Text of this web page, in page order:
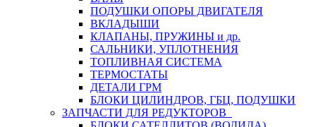
ПОДУШКИ ОПОРЫ ДВИГАТЕЛЯ
ВКЛАДЫШИ
КЛАПАНЫ, ПРУЖИНЫ и др.
САЛЬНИКИ, УПЛОТНЕНИЯ
ТОПЛИВНАЯ СИСТЕМА
ТЕРМОСТАТЫ
ДЕТАЛИ ГРМ
БЛОКИ ЦИЛИНДРОВ, ГБЦ, ПОДУШКИ
ЗАПЧАСТИ ДЛЯ РЕДУКТОРОВ